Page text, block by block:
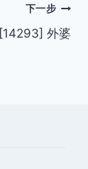
下一步
[14293] 外婆